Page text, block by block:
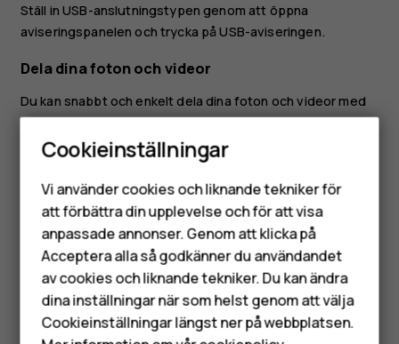
Smartphones
Mobiltelefoner
Tillbehör
HMD Terra M
Surfplattor
Ställ in USB-anslutningstypen genom att öppna
aviseringspanelen och trycka på USB-aviseringen.
Dela dina foton och videor
Du kan snabbt och enkelt dela dina foton och videor med
familj och vänner.
Tryck på fotot du vill dela iFoton
Välj hur du vill dela fotot eller videon.
Var detta till hjälp?
Cookieinställningar
Vi använder cookies och liknande tekniker för
att förbättra din upplevelse och för att visa
anpassade annonser. Genom att klicka på
Acceptera alla så godkänner du användandet
av cookies och liknande tekniker. Du kan ändra
dina inställningar när som helst genom att välja
Cookieinställningar längst ner på webbplatsen.